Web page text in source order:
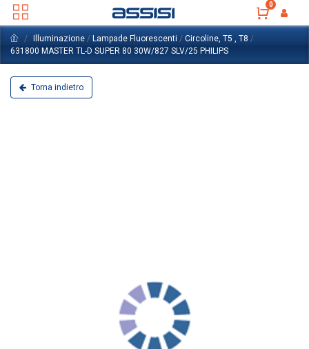
0
Illuminazione / Lampade Fluorescenti / Circoline, T5 , T8 /
631800 MASTER TL-D SUPER 80 30W/827 SLV/25 PHILIPS
Torna indietro